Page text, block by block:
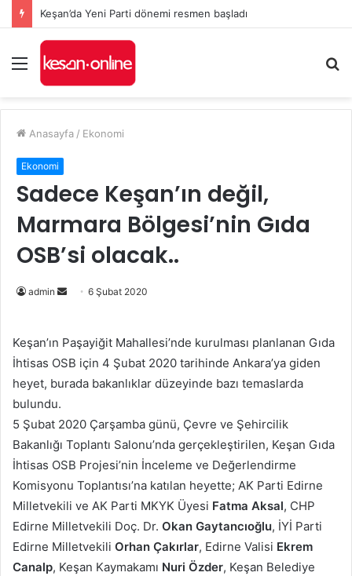
Keşan’da Yeni Parti dönemi resmen başladı
Menü
...
Anasayfa / Ekonomi
Ekonomi
Sadece Keşan’ın değil,
Marmara Bölgesi’nin Gıda
OSB’si olacak..
admin
Bir
göndermek
6 Şubat 2020
Keşan’ın Paşayiğit Mahallesi’nde kurulması planlanan Gıda
İhtisas OSB için 4 Şubat 2020 tarihinde Ankara’ya giden
heyet, burada bakanlıklar düzeyinde bazı temaslarda
bulundu.
5 Şubat 2020 Çarşamba günü, Çevre ve Şehircilik
Bakanlığı Toplantı Salonu’nda gerçekleştirilen, Keşan Gıda
İhtisas OSB Projesi’nin İnceleme ve Değerlendirme
Komisyonu Toplantısı’na katılan heyette; AK Parti Edirne
Milletvekili ve AK Parti MKYK Üyesi Fatma Aksal, CHP
Edirne Milletvekili Doç. Dr. Okan Gaytancıoğlu, İYİ Parti
Edirne Milletvekili Orhan Çakırlar, Edirne Valisi Ekrem
Canalp, Keşan Kaymakamı Nuri Özder, Keşan Belediye